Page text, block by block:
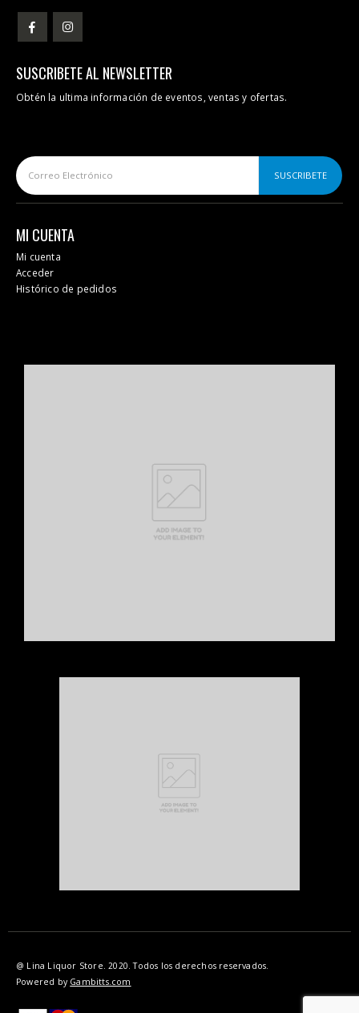
SUSCRIBETE AL NEWSLETTER
Obtén la ultima información de eventos, ventas y ofertas.
MI CUENTA
Mi cuenta
Acceder
Histórico de pedidos
@ Lina Liquor Store. 2020. Todos los derechos reservados.
Powered by Gambitts.com